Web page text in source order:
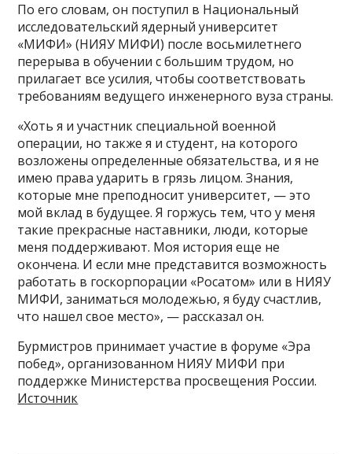
По его словам, он поступил в Национальный
исследовательский ядерный университет
«МИФИ» (НИЯУ МИФИ) после восьмилетнего
перерыва в обучении с большим трудом, но
прилагает все усилия, чтобы соответствовать
требованиям ведущего инженерного вуза страны.
«Хоть я и участник специальной военной
операции, но также я и студент, на которого
возложены определенные обязательства, и я не
имею права ударить в грязь лицом. Знания,
которые мне преподносит университет, — это
мой вклад в будущее. Я горжусь тем, что у меня
такие прекрасные наставники, люди, которые
меня поддерживают. Моя история еще не
окончена. И если мне представится возможность
работать в госкорпорации «Росатом» или в НИЯУ
МИФИ, заниматься молодежью, я буду счастлив,
что нашел свое место», — рассказал он.
Бурмистров принимает участие в форуме «Эра
побед», организованном НИЯУ МИФИ при
поддержке Министерства просвещения России.
Источник